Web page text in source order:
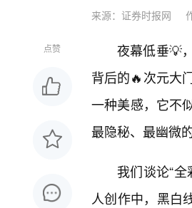
来源：证券时报网
点赞
夜幕低垂💡
背后的🔥次元大
一种美感，它不
最隐秘、最幽微
我们谈论“
人创作中，黑白